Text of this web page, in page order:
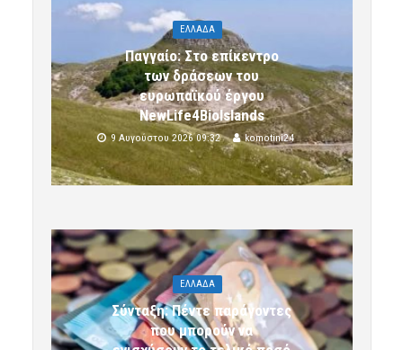
ΕΛΛΑΔΑ
Παγγαίο: Στο επίκεντρο
των δράσεων του
ευρωπαϊκού έργου
NewLife4BioIslands
9 Αυγούστου 2026 09:32 komotini24
ΕΛΛΑΔΑ
Σύνταξη: Πέντε παράγοντες
που μπορούν να